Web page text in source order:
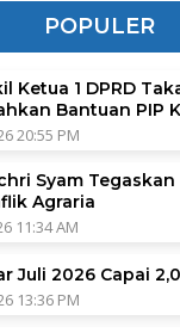
POPULER
Ketua 1 DPRD
Bantuan PIP
20:55 PM
Syam
Agraria
11:34 AM
Juli 2026 Capai
13:36 PM